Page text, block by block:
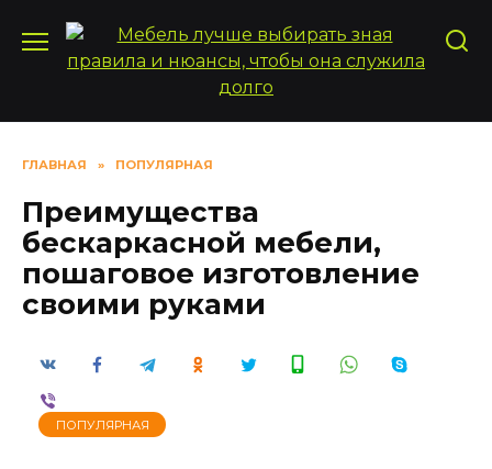
содержанию
ГЛАВНАЯ » ПОПУЛЯРНАЯ
Преимущества
бескаркасной мебели,
пошаговое изготовление
своими руками
ПОПУЛЯРНАЯ